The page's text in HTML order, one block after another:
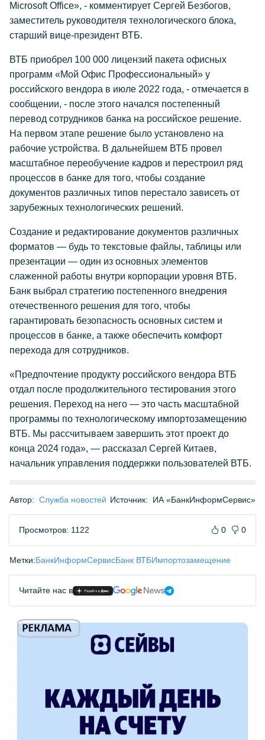
Microsoft Office», - комментирует Сергей Безбогов,
заместитель руководителя технологического блока,
старший вице-президент ВТБ.
ВТБ приобрел 100 000 лицензий пакета офисных
программ «Мой Офис Профессиональный» у
российского вендора в июле 2022 года, - отмечается в
сообщении, - после этого начался постепенный
перевод сотрудников банка на российское решение.
На первом этапе решение было установлено на
рабочие устройства. В дальнейшем ВТБ провел
масштабное переобучение кадров и перестроил ряд
процессов в банке для того, чтобы создание
документов различных типов перестало зависеть от
зарубежных технологических решений.
Создание и редактирование документов различных
форматов — будь то текстовые файлы, таблицы или
презентации — один из основных элементов
слаженной работы внутри корпорации уровня ВТБ.
Банк выбрал стратегию постепенного внедрения
отечественного решения для того, чтобы
гарантировать безопасность основных систем и
процессов в банке, а также обеспечить комфорт
перехода для сотрудников.
«Предпочтение продукту российского вендора ВТБ
отдал после продолжительного тестирования этого
решения. Переход на него — это часть масштабной
программы по технологическому импортозамещению
ВТБ. Мы рассчитываем завершить этот проект до
конца 2024 года», — рассказал Сергей Китаев,
начальник управления поддержки пользователей ВТБ.
Автор: Служба новостей Источник: ИА «БанкИнформСервис»
Просмотров: 1122 0 0
Метки:БанкИнформСервисБанк ВТБИмпортозамещение
Читайте нас в